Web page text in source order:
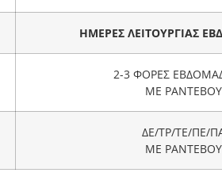
ΗΜΕΡΕΣ ΛΕΙΤΟΥΡΓΙΑΣ
2-3 ΦΟΡΕΣ
ΜΕ ΡΑΝΤΕΒΟΥ
ΔΕ/ΤΡ/ΤΕ/ΠΕ/
ΜΕ ΡΑΝΤΕΒΟΥ